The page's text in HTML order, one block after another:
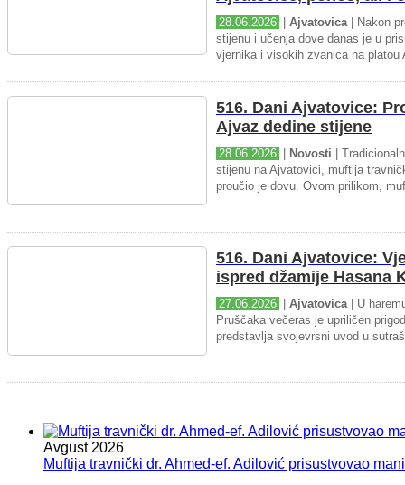
28.06.2026 Ajvatovica| Nakon
stijenu i učenja dove danas je u
vjernika i visokih zvanica na platou
516. Dani Ajvatovice:
Ajvaz dedine stijene
28.06.2026 Novosti |
stijenu na Ajvatovici, muftija
proučio je dovu. Ovom prilikom,
516. Dani Ajvatovice:
ispred džamije Hasana
27.06.2026 Ajvatovica| U
Pruščaka večeras je upriličen
predstavlja svojevrsni uvod u
Avgust 2026
Muftija travnički dr. Ahmed-ef. Adilović prisustvovao